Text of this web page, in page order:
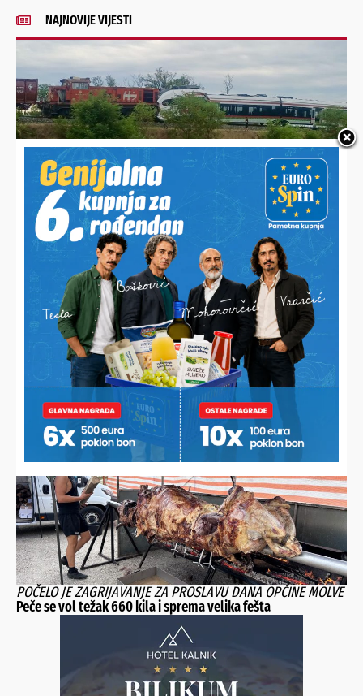
NAJNOVIJE VIJESTI
PRUGA JE ZATVORENA
Sudar putničkog i teretnog vlaka kod Križevaca, sve hitne
službe na mjestu događaja
MILAN SE BORI DA PODIGNE MALIŠANE NA NOGE
Oca desetero djece nedaće natjerale da odustane od
poljoprivrede, ne traži pomoć nego posao kako bi prehranio
svoju veliku obitelj
POČELO JE ZAGRIJAVANJE ZA PROSLAVU DANA OPĆINE MOLVE
Peče se vol težak 660 kila i sprema velika fešta